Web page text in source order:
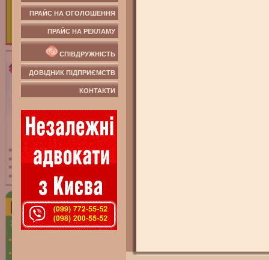
ПРАЙС НА ОГОЛОШЕННЯ
ПРАЙС НА РЕКЛАМУ
СПІВДРУЖНІСТЬ
ДОВІДНИК ПІДПРИЄМСТВ
КОНТАКТИ